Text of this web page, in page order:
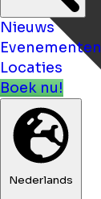
Nieuws
Evenementen
Locaties
Boek nu!
Nederlands